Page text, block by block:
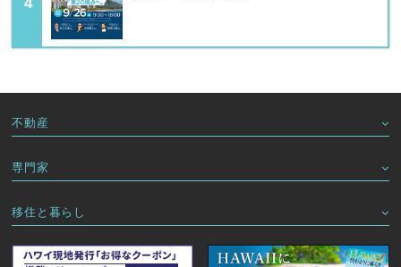
不動産
専門家
移住と暮らし